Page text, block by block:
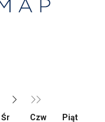
Śr Czw Piąt